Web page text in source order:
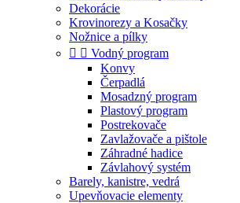
Dekorácie
Krovinorezy a Kosačky
Nožnice a pílky
  Vodný program
Konvy
Čerpadlá
Mosadzný program
Plastový program
Postrekovače
Zavlažovače a pištole
Záhradné hadice
Závlahový systém
Barely, kanistre, vedrá
Upevňovacie elementy